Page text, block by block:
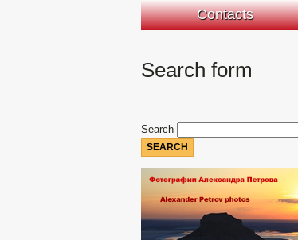
Contacts
Search form
Search